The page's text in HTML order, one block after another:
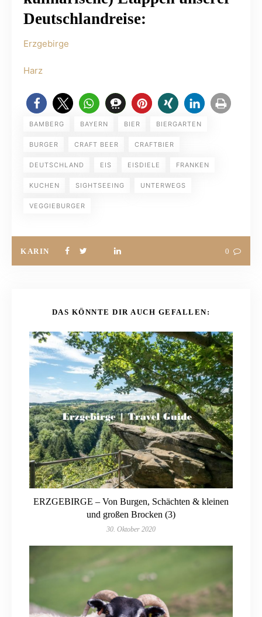
Deutschlandreise:
Erzgebirge
Harz
BAMBERG BAYERN BIER BIERGARTEN
BURGER CRAFT BEER CRAFTBIER
DEUTSCHLAND EIS EISDIELE FRANKEN
KUCHEN SIGHTSEEING UNTERWEGS
VEGGIEBURGER
KARIN 0
DAS KÖNNTE DIR AUCH GEFALLEN:
ERZGEBIRGE – Von Burgen, Schächten & kleinen
und großen Brocken (3)
30. Oktober 2020